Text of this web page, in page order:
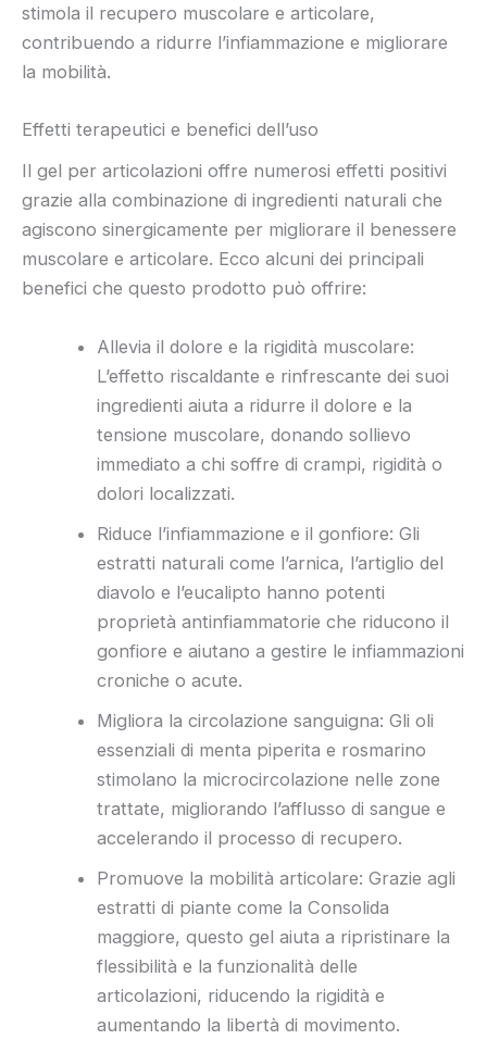
stimola il recupero muscolare e articolare,
contribuendo a ridurre l’infiammazione e migliorare
la mobilità.
Effetti terapeutici e benefici dell’uso
Il gel per articolazioni offre numerosi effetti positivi
grazie alla combinazione di ingredienti naturali che
agiscono sinergicamente per migliorare il benessere
muscolare e articolare. Ecco alcuni dei principali
benefici che questo prodotto può offrire:
Allevia il dolore e la rigidità muscolare:
L’effetto riscaldante e rinfrescante dei suoi
ingredienti aiuta a ridurre il dolore e la
tensione muscolare, donando sollievo
immediato a chi soffre di crampi, rigidità o
dolori localizzati.
Riduce l’infiammazione e il gonfiore: Gli
estratti naturali come l’arnica, l’artiglio del
diavolo e l’eucalipto hanno potenti
proprietà antinfiammatorie che riducono il
gonfiore e aiutano a gestire le infiammazioni
croniche o acute.
Migliora la circolazione sanguigna: Gli oli
essenziali di menta piperita e rosmarino
stimolano la microcircolazione nelle zone
trattate, migliorando l’afflusso di sangue e
accelerando il processo di recupero.
Promuove la mobilità articolare: Grazie agli
estratti di piante come la Consolida
maggiore, questo gel aiuta a ripristinare la
flessibilità e la funzionalità delle
articolazioni, riducendo la rigidità e
aumentando la libertà di movimento.